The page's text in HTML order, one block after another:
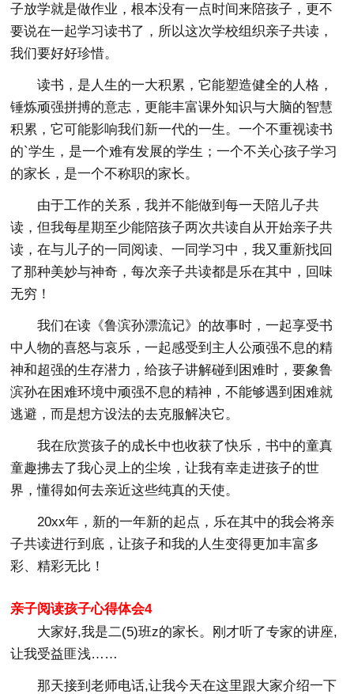
子放学就是做作业，根本没有一点时间来陪孩子，更不
要说在一起学习读书了，所以这次学校组织亲子共读，
我们要好好珍惜。
读书，是人生的一大积累，它能塑造健全的人格，
锤炼顽强拼搏的意志，更能丰富课外知识与大脑的智慧
积累，它可能影响我们新一代的一生。一个不重视读书
的`学生，是一个难有发展的学生；一个不关心孩子学习
的家长，是一个不称职的家长。
由于工作的关系，我并不能做到每一天陪儿子共
读，但我每星期至少能陪孩子两次共读自从开始亲子共
读，在与儿子的一同阅读、一同学习中，我又重新找回
了那种美妙与神奇，每次亲子共读都是乐在其中，回味
无穷！
我们在读《鲁滨孙漂流记》的故事时，一起享受书
中人物的喜怒与哀乐，一起感受到主人公顽强不息的精
神和超强的生存潜力，给孩子讲解碰到困难时，要象鲁
滨孙在困难环境中顽强不息的精神，不能够遇到困难就
逃避，而是想方设法的去克服解决它。
我在欣赏孩子的成长中也收获了快乐，书中的童真
童趣拂去了我心灵上的尘埃，让我有幸走进孩子的世
界，懂得如何去亲近这些纯真的天使。
20xx年，新的一年新的起点，乐在其中的我会将亲
子共读进行到底，让孩子和我的人生变得更加丰富多
彩、精彩无比！
亲子阅读孩子心得体会4
大家好,我是二(5)班z的家长。刚才听了专家的讲座,
让我受益匪浅……
那天接到老师电话,让我今天在这里跟大家介绍一下